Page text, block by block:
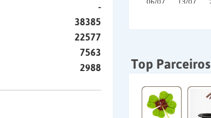
-
38385
22577
7563
2988 Top Parceiros